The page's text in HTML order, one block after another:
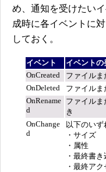
め、通知を受けたい
成時に各イベントに
しておく。
イベント
イベント
OnCreated
ファイルま
OnDeleted
ファイルま
OnRename
d
ファイルま
き
OnChange
d
以下のいず
・サイズ
・属性
・最終書
・最終ア